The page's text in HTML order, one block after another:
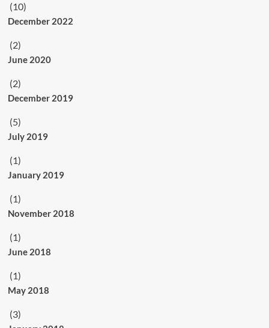
(10)
December 2022
(2)
June 2020
(2)
December 2019
(5)
July 2019
(1)
January 2019
(1)
November 2018
(1)
June 2018
(1)
May 2018
(3)